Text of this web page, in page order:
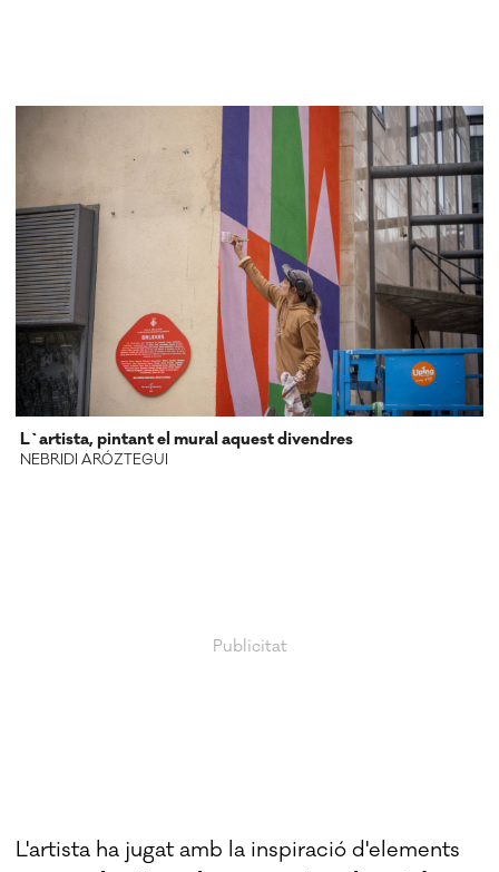
L`artista, pintant el mural aquest divendres
NEBRIDI ARÓZTEGUI
L'artista ha jugat amb la inspiració d'elements